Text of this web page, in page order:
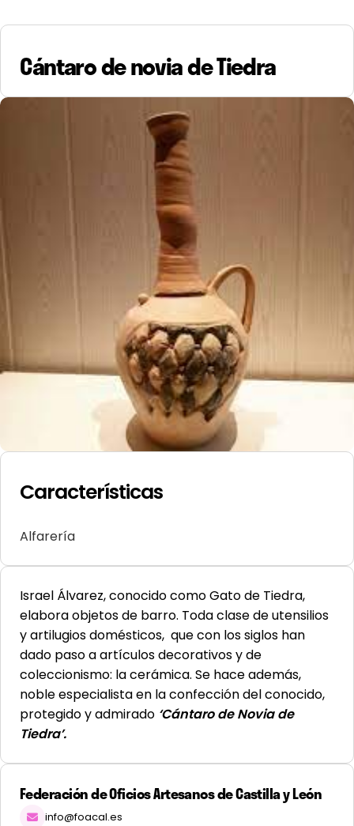
Cántaro de novia de Tiedra
Características
Alfarería
Israel Álvarez, conocido como Gato de Tiedra,
elabora objetos de barro. Toda clase de utensilios
y artilugios domésticos, que con los siglos han
dado paso a artículos decorativos y de
coleccionismo: la cerámica. Se hace además,
noble especialista en la confección del conocido,
protegido y admirado ‘Cántaro de Novia de
Tiedra’.
Federación de Oficios Artesanos de Castilla y León
info@foacal.es